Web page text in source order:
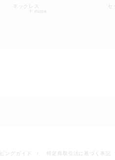
ネックレス セ
ングガイド 特定商取引法に基づく表記